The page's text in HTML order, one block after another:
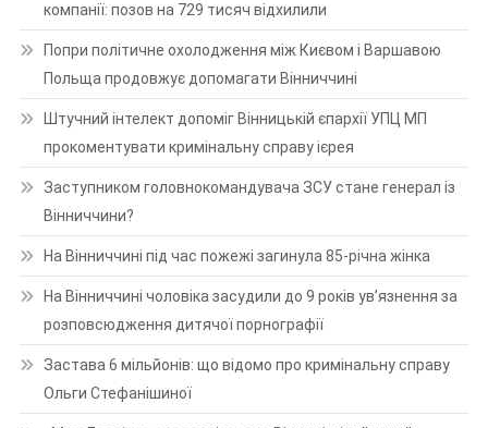
компанії: позов на 729 тисяч відхилили
Попри політичне охолодження між Києвом і Варшавою
Польща продовжує допомагати Вінниччині
Штучний інтелект допоміг Вінницькій єпархії УПЦ МП
прокоментувати кримінальну справу ієрея
Заступником головнокомандувача ЗСУ стане генерал із
Вінниччини?
На Вінниччині під час пожежі загинула 85-річна жінка
На Вінниччині чоловіка засудили до 9 років ув’язнення за
розповсюдження дитячої порнографії
Застава 6 мільйонів: що відомо про кримінальну справу
Ольги Стефанішиної